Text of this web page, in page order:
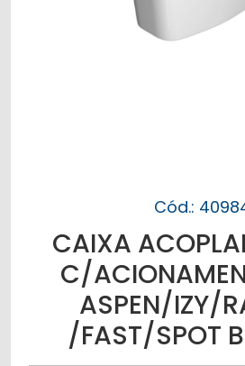
Cód.:
CAIXA
C/
ASPEN/IZY/
/FAST/SPOT